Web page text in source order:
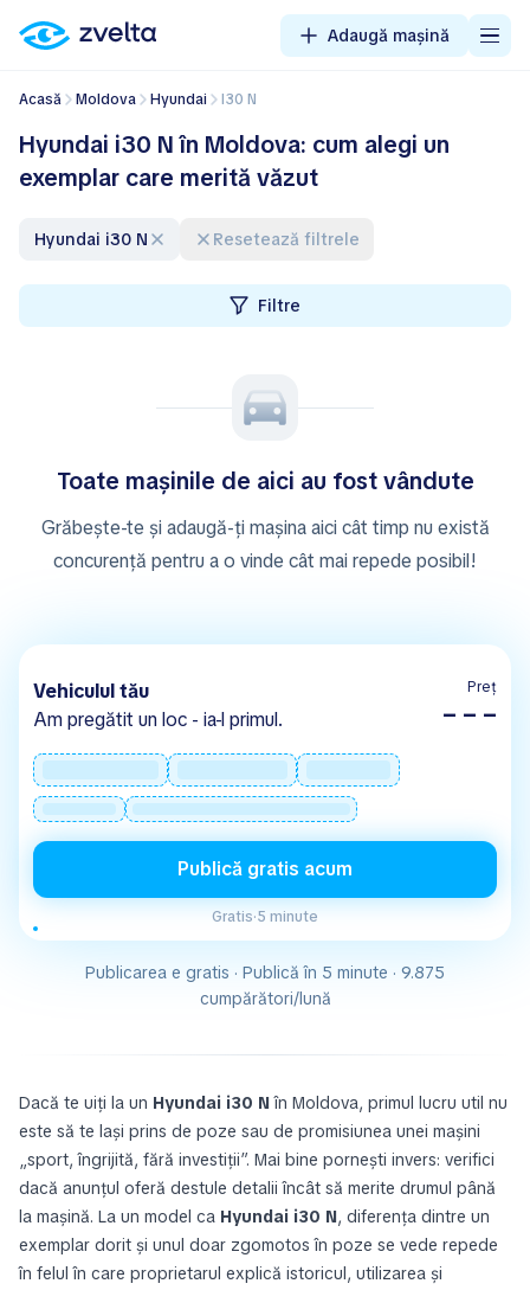
Adaugă mașină
Acasă Moldova Hyundai i30 N
Hyundai i30 N în Moldova: cum alegi un
exemplar care merită văzut
Hyundai i30 N Resetează filtrele
Filtre
Toate mașinile de aici au fost vândute
Grăbește-te și adaugă-ți mașina aici cât timp nu există
concurență pentru a o vinde cât mai repede posibil!
Vehiculul tău
Am pregătit un loc - ia-l primul.
Preț
– – –
Publică gratis acum
Gratis·5 minute
Publicarea e gratis · Publică în 5 minute · 9.875
cumpărători/lună
Dacă te uiți la un Hyundai i30 Nîn Moldova, primul lucru util nu
este să te lași prins de poze sau de promisiunea unei mașini
„sport, îngrijită, fără investiții”. Mai bine pornești invers: verifici
dacă anunțul oferă destule detalii încât să merite drumul până
la mașină. La un model ca Hyundai i30 N, diferența dintre un
exemplar dorit și unul doar zgomotos în poze se vede repede
în felul în care proprietarul explică istoricul, utilizarea și